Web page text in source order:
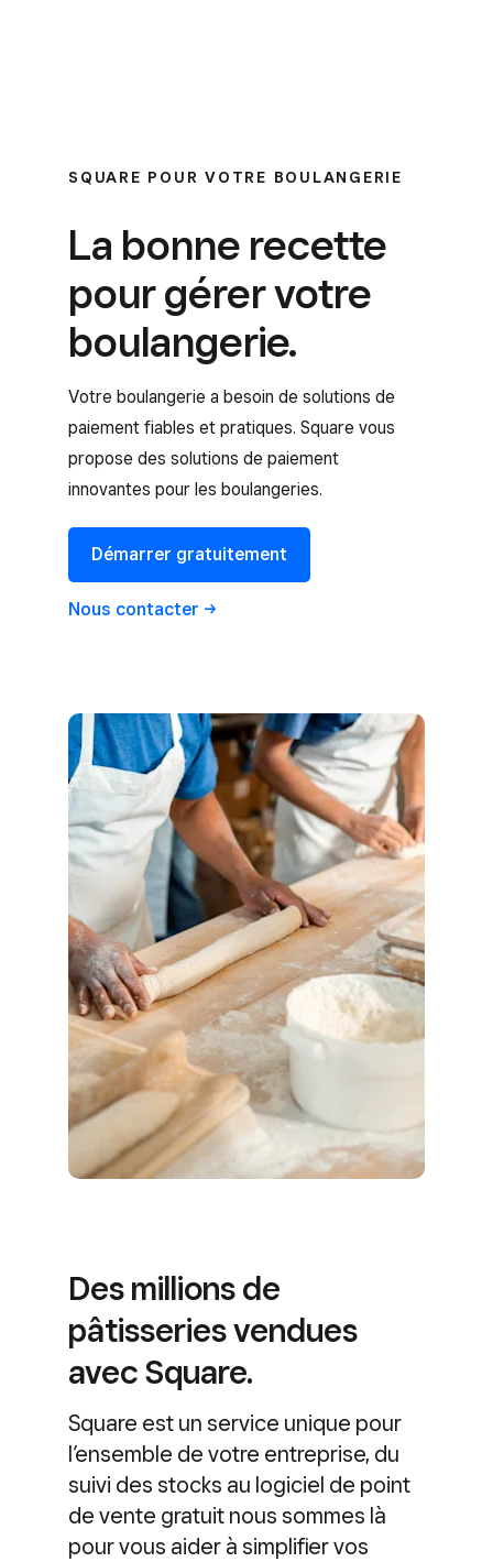
SQUARE POUR VOTRE BOULANGERIE
La bonne recette
pour gérer votre
boulangerie.
Votre boulangerie a besoin de solutions de
paiement fiables et pratiques. Square vous
propose des solutions de paiement
innovantes pour les boulangeries.
Démarrer gratuitement
Nous contacter
Des millions de
pâtisseries vendues
avec Square.
Square est un service unique pour
l’ensemble de votre entreprise, du
suivi des stocks au logiciel de point
de vente gratuit nous sommes là
pour vous aider à simplifier vos